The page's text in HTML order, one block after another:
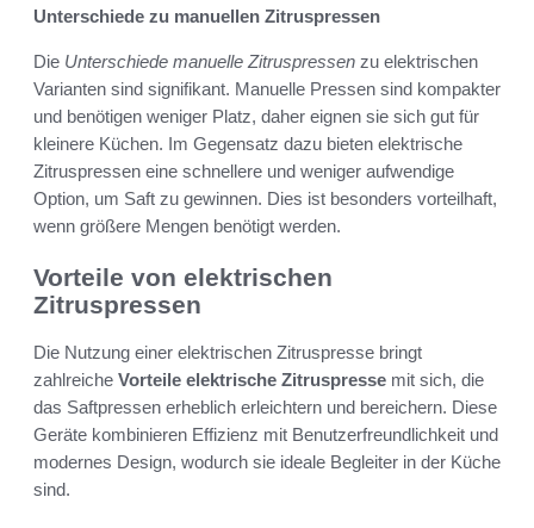
Unterschiede zu manuellen Zitruspressen
Die Unterschiede manuelle Zitruspressen zu elektrischen
Varianten sind signifikant. Manuelle Pressen sind kompakter
und benötigen weniger Platz, daher eignen sie sich gut für
kleinere Küchen. Im Gegensatz dazu bieten elektrische
Zitruspressen eine schnellere und weniger aufwendige
Option, um Saft zu gewinnen. Dies ist besonders vorteilhaft,
wenn größere Mengen benötigt werden.
Vorteile von elektrischen
Zitruspressen
Die Nutzung einer elektrischen Zitruspresse bringt
zahlreiche Vorteile elektrische Zitruspresse mit sich, die
das Saftpressen erheblich erleichtern und bereichern. Diese
Geräte kombinieren Effizienz mit Benutzerfreundlichkeit und
modernes Design, wodurch sie ideale Begleiter in der Küche
sind.